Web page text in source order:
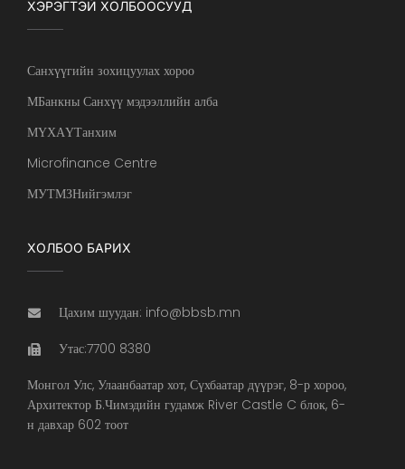
ХЭРЭГТЭЙ ХОЛБООСУУД
Санхүүгийн зохицуулах хороо
МБанкны Санхүү мэдээллийн алба
МҮХАҮТанхим
Microfinance Centre
МУТМЗНийгэмлэг
ХОЛБОО БАРИХ
Цахим шуудан: info@bbsb.mn
Утас:7700 8380
Монгол Улс, Улаанбаатар хот, Сүхбаатар дүүрэг, 8-р хороо,
Архитектор Б.Чимэдийн гудамж River Castle C блок, 6-
н давхар 602 тоот